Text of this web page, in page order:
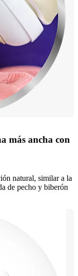
más ancha con
natural, similar a la
de pecho y biberón